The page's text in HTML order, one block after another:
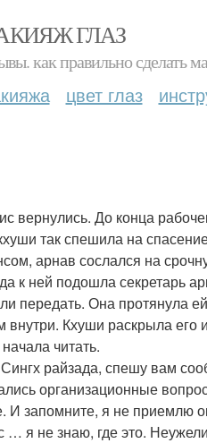
ГЛАЗ
как правильно сделать
цвет глаз
вернулись. До конца
так спешила на
арнав сослался на
к ней подошла секретарь
передать. Она протянула
внутри. Кхуши раскрыла
читать.
райзада, спешу вам
организационные
И запомните, я не приемлю
… я не знаю, где это.